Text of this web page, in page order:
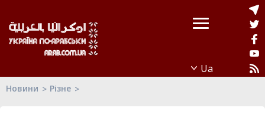
Новини Різне